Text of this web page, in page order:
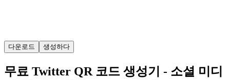
다운로드 생성하다
무료 Twitter QR 코드 생성기 - 소셜 미디